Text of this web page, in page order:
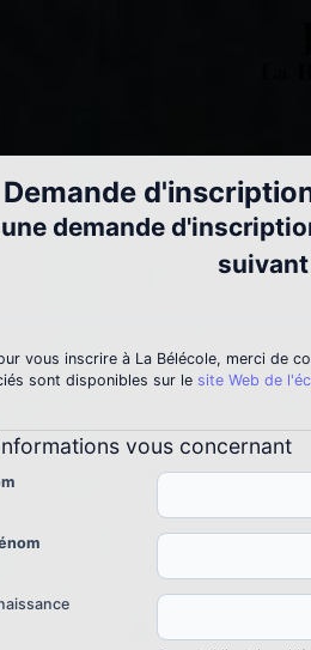
Demande
demande
vous inscrire à La Bélécole, merci de
sont disponibles sur le site Web de
vous concernant